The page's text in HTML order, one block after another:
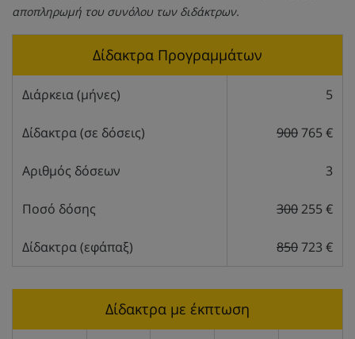
αποπληρωμή του συνόλου των διδάκτρων.
Δίδακτρα Προγραμμάτων
Διάρκεια (μήνες) 5
Δίδακτρα (σε δόσεις) 900 765 €
Αριθμός δόσεων 3
Ποσό δόσης 300255 €
Δίδακτρα (εφάπαξ) 850 723 €
Δίδακτρα με έκπτωση